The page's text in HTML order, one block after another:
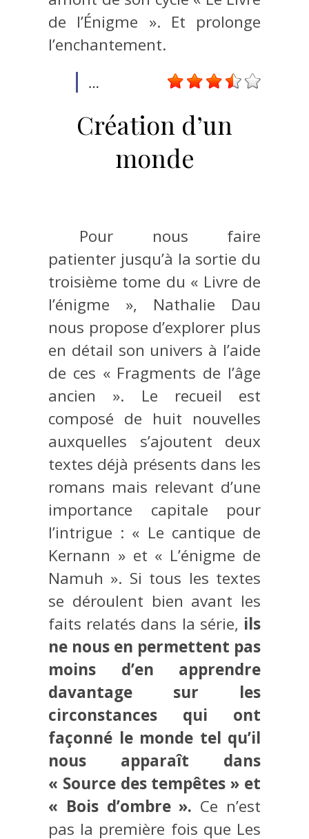
de l’Énigme ». Et prolonge
l’enchantement.
…
Création d’un
monde
Pour nous faire
patienter jusqu’à la sortie du
troisième tome du « Livre de
l’énigme », Nathalie Dau
nous propose d’explorer plus
en détail son univers à l’aide
de ces « Fragments de l’âge
ancien ». Le recueil est
composé de huit nouvelles
auxquelles s’ajoutent deux
textes déjà présents dans les
romans mais relevant d’une
importance capitale pour
l’intrigue : « Le cantique de
Kernann » et « L’énigme de
Namuh ». Si tous les textes
se déroulent bien avant les
faits relatés dans la série, ils
ne nous en permettent pas
moins d’en apprendre
davantage sur les
circonstances qui ont
façonné le monde tel qu’il
nous apparaît dans
« Source des tempêtes » et
« Bois d’ombre ». Ce n’est
pas la première fois que Les